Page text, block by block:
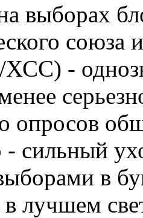
выборах
союза
-
опросов
сильный
в
в лучшем